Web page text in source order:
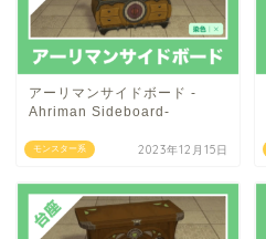
モンスター系
アーリマンサイドボード -
Ahriman Sideboard-
2023年12月15日